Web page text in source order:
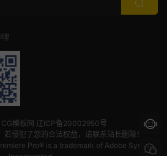
哩
CG模板网 辽ICP备20002950号
侵犯了您的合法权益，请联系站长删除！
Pro® is a trademark of Adobe Systems